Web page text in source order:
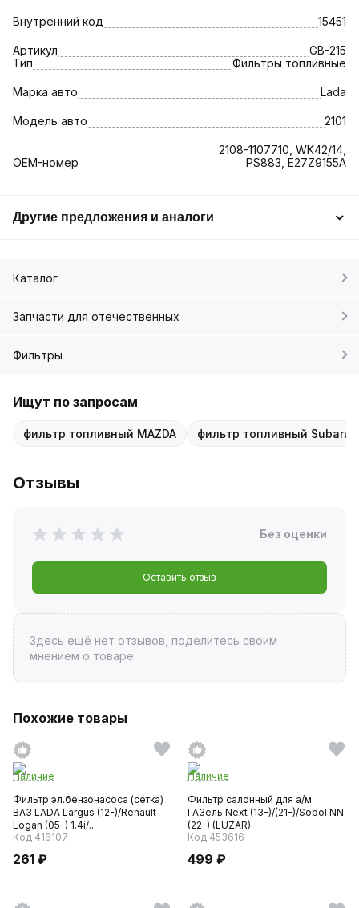
Внутренний код 15451
Артикул
GB-215
Тип
Фильтры топливные
Марка авто Lada
Модель авто 2101
OEM-номер
2108-1107710, WK42/14,
PS883, E27Z9155A
Другие предложения и аналоги
Каталог
Запчасти для отечественных
Фильтры
Ищут по запросам
фильтр топливный MAZDA фильтр топливный Subaru
Отзывы
Без оценки
Оставить отзыв
Здесь ещё нет отзывов, поделитесь своим
мнением о товаре.
Похожие товары
Наличие
Фильтр эл.бензонасоса (сетка)
ВАЗ LADA Largus (12-)/Renault
Logan (05-) 1.4i/...
Код 416107
261 ₽
Наличие
Фильтр салонный для а/м
ГАЗель Next (13-)/(21-)/Sobol NN
(22-) (LUZAR)
Код 453616
499 ₽